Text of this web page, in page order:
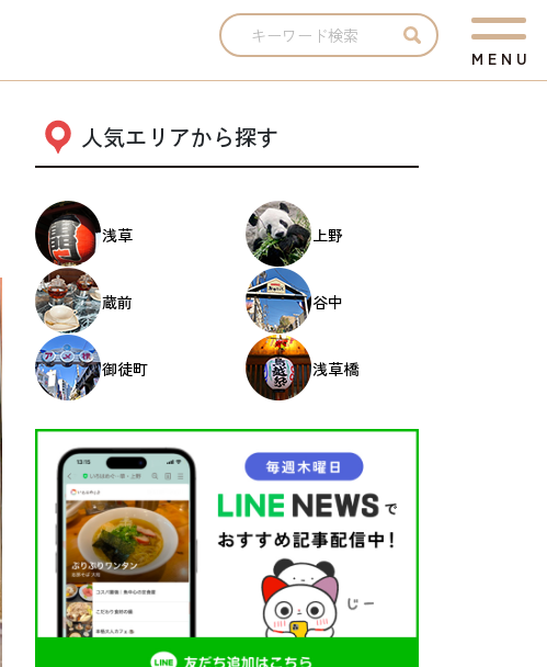
M E N U
人気エリアから探す
浅草 上野
蔵前 谷中
御徒町 浅草橋